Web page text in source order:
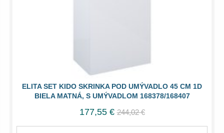
ELITA SET KIDO SKRINKA POD UMÝVADLO 45 CM 1D
BIELA MATNÁ, S UMÝVADLOM 168378/168407
177,55 € 244,02 €